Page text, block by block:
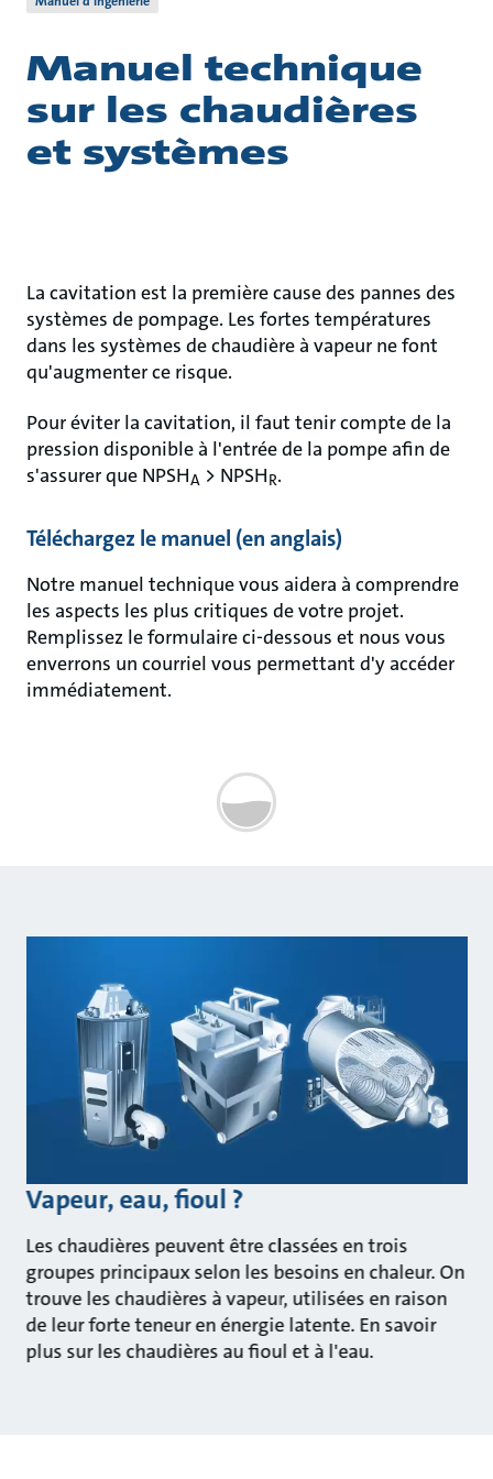
Manuel technique
sur les chaudières
et systèmes
La cavitation est la première cause des pannes des
systèmes de pompage. Les fortes températures
dans les systèmes de chaudière à vapeur ne font
qu'augmenter ce risque.
Pour éviter la cavitation, il faut tenir compte de la
pression disponible à l'entrée de la pompe afin de
s'assurer que NPSHA > NPSHR.
Téléchargez le manuel (en anglais)
Notre manuel technique vous aidera à comprendre
les aspects les plus critiques de votre projet.
Remplissez le formulaire ci-dessous et nous vous
enverrons un courriel vous permettant d'y accéder
immédiatement.
Vapeur, eau, fioul ?
Les chaudières peuvent être classées en trois
groupes principaux selon les besoins en chaleur. On
trouve les chaudières à vapeur, utilisées en raison
de leur forte teneur en énergie latente. En savoir
plus sur les chaudières au fioul et à l'eau.